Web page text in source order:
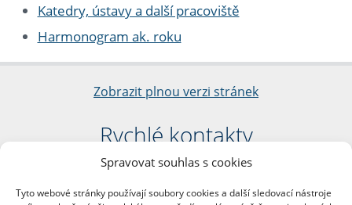
Spravovat souhlas s cookies
Tyto webové stránky používají soubory cookies a další sledovací nástroje
Katedry, ústavy a další pracoviště
Harmonogram ak. roku
Zobrazit plnou verzi stránek
Rychlé kontakty
Filozofická fakulta
nám. Jana Palacha 1/2